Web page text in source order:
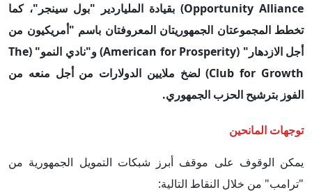
Opportunity Alliance) بقيادة الملياردير "بول سينجر"، كما
تخطط المجموعتان الجمهوريتان المعروفتان باسم "أمريكيون من
أجل الازدهار" (American for Prosperity) و"نادي النمو" (The
Club for Growth) لضخ ملايين الدولارات من أجل منعه من
الفوز بترشيح الحزب الجمهوري.
توجهات المانحين
يمكن الوقوف على موقف أبرز شبكات التمويل الجمهورية من
"ترامب" من خلال النقاط التالية: